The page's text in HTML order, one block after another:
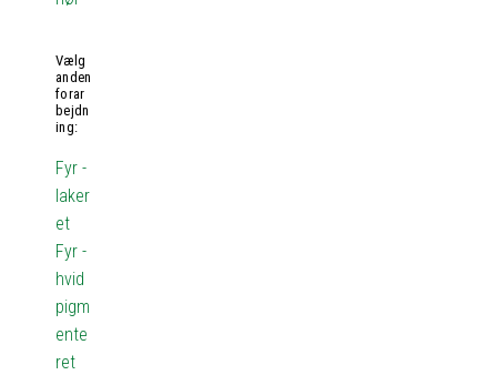
Vælg
anden
forar
bejdn
ing:
Fyr -
laker
et
Fyr -
hvid
pigm
ente
ret